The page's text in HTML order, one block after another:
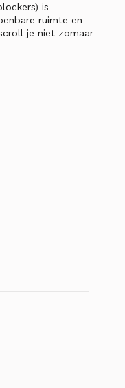
is
ruimte en
je niet zomaar